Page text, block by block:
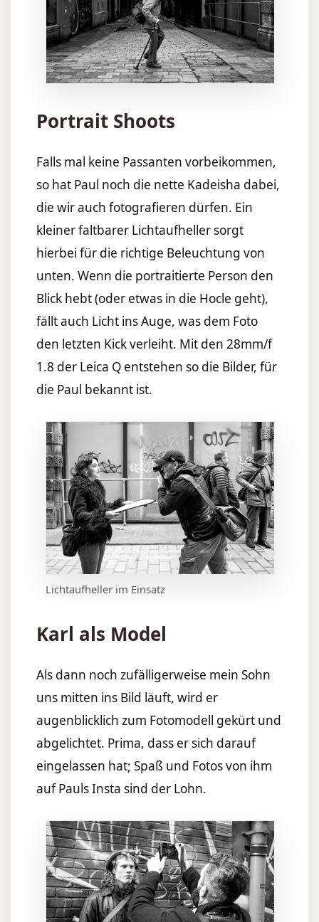
Portrait Shoots
Falls mal keine Passanten vorbeikommen,
so hat Paul noch die nette Kadeisha dabei,
die wir auch fotografieren dürfen. Ein
kleiner faltbarer Lichtaufheller sorgt
hierbei für die richtige Beleuchtung von
unten. Wenn die portraitierte Person den
Blick hebt (oder etwas in die Hocle geht),
fällt auch Licht ins Auge, was dem Foto
den letzten Kick verleiht. Mit den 28mm/f
1.8 der Leica Q entstehen so die Bilder, für
die Paul bekannt ist.
Lichtaufheller im Einsatz
Karl als Model
Als dann noch zufälligerweise mein Sohn
uns mitten ins Bild läuft, wird er
augenblicklich zum Fotomodell gekürt und
abgelichtet. Prima, dass er sich darauf
eingelassen hat; Spaß und Fotos von ihm
auf Pauls Insta sind der Lohn.